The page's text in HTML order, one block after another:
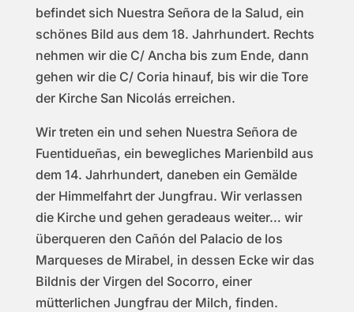
befindet sich Nuestra Señora de la Salud, ein
schönes Bild aus dem 18. Jahrhundert. Rechts
nehmen wir die C/ Ancha bis zum Ende, dann
gehen wir die C/ Coria hinauf, bis wir die Tore
der Kirche San Nicolás erreichen.
Wir treten ein und sehen Nuestra Señora de
Fuentidueñas, ein bewegliches Marienbild aus
dem 14. Jahrhundert, daneben ein Gemälde
der Himmelfahrt der Jungfrau. Wir verlassen
die Kirche und gehen geradeaus weiter… wir
überqueren den Cañón del Palacio de los
Marqueses de Mirabel, in dessen Ecke wir das
Bildnis der Virgen del Socorro, einer
mütterlichen Jungfrau der Milch, finden.